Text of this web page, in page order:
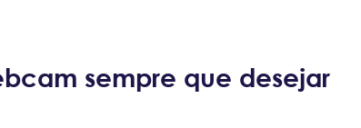
sempre que desejar